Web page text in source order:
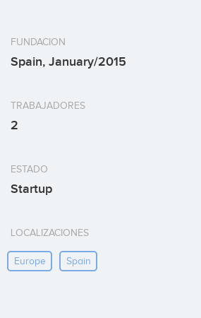
FUNDACION
Spain, January/2015
TRABAJADORES
2
ESTADO
Startup
LOCALIZACIONES
Europe Spain